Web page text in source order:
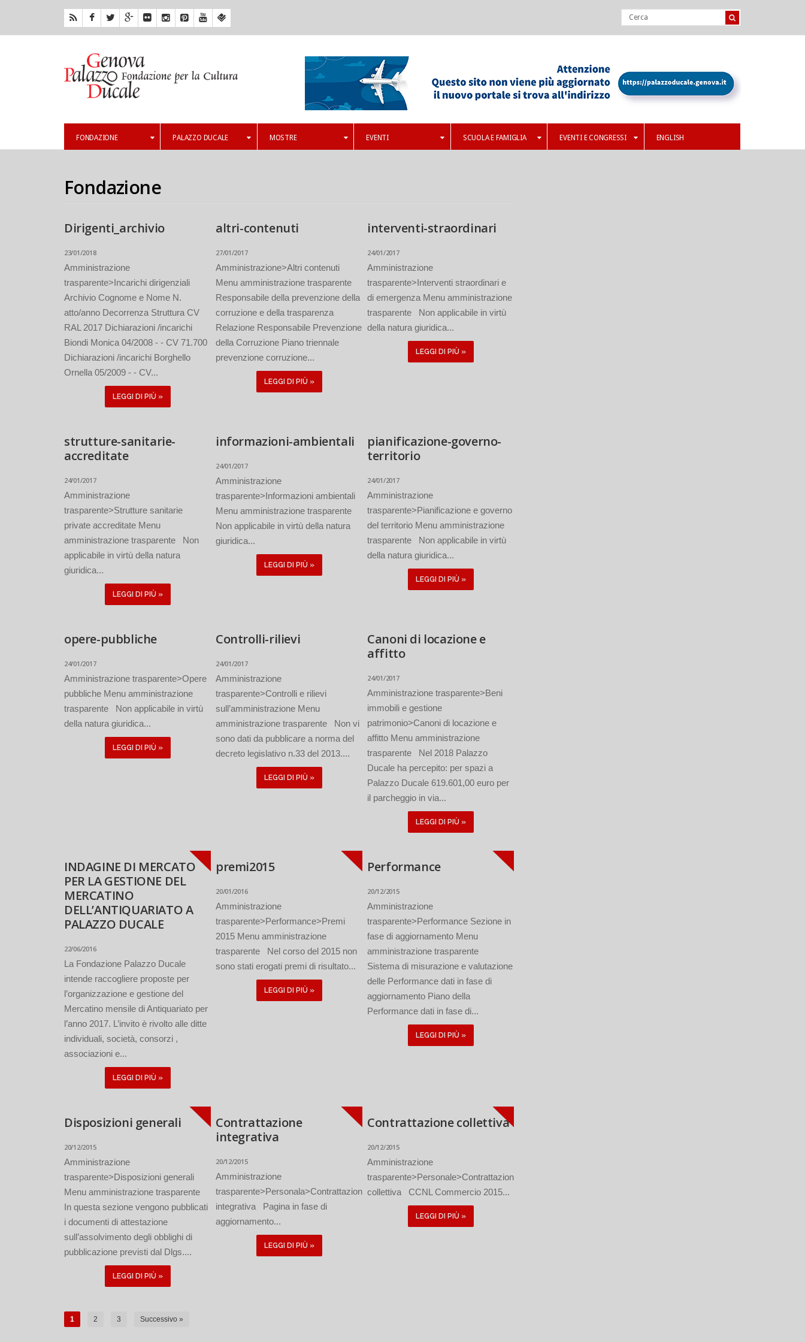
FONDAZIONE PALAZZO DUCALE MOSTRE EVENTI SCUOLA E FAMIGLIA EVENTI E CONGRESSI ENGLISH
Fondazione
Dirigenti_archivio
23/01/2018
Amministrazione
trasparente>Incarichi dirigenziali
Archivio Cognome e Nome N.
atto/anno Decorrenza Struttura CV
RAL 2017 Dichiarazioni /incarichi
Biondi Monica 04/2008 - - CV 71.700
Dichiarazioni /incarichi Borghello
Ornella 05/2009 - - CV...
LEGGI DI PIÙ »
altri-contenuti
27/01/2017
Amministrazione>Altri contenuti
Menu amministrazione trasparente
Responsabile della prevenzione della
corruzione e della trasparenza
Relazione Responsabile Prevenzione
della Corruzione Piano triennale
prevenzione corruzione...
LEGGI DI PIÙ »
interventi-straordinari
24/01/2017
Amministrazione
trasparente>Interventi straordinari e
di emergenza Menu amministrazione
trasparente Non applicabile in virtù
della natura giuridica...
LEGGI DI PIÙ »
strutture-sanitarie-
accreditate
24/01/2017
Amministrazione
trasparente>Strutture sanitarie
private accreditate Menu
amministrazione trasparente Non
applicabile in virtù della natura
giuridica...
LEGGI DI PIÙ »
informazioni-ambientali
24/01/2017
Amministrazione
trasparente>Informazioni ambientali
Menu amministrazione trasparente
Non applicabile in virtù della natura
giuridica...
LEGGI DI PIÙ »
pianificazione-governo-
territorio
24/01/2017
Amministrazione
trasparente>Pianificazione e governo
del territorio Menu amministrazione
trasparente Non applicabile in virtù
della natura giuridica...
LEGGI DI PIÙ »
opere-pubbliche
24/01/2017
Amministrazione trasparente>Opere
pubbliche Menu amministrazione
trasparente Non applicabile in virtù
della natura giuridica...
LEGGI DI PIÙ »
Controlli-rilievi
24/01/2017
Amministrazione
trasparente>Controlli e rilievi
sull’amministrazione Menu
amministrazione trasparente Non vi
sono dati da pubblicare a norma del
decreto legislativo n.33 del 2013....
LEGGI DI PIÙ »
Canoni di locazione e
affitto
24/01/2017
Amministrazione trasparente>Beni
immobili e gestione
patrimonio>Canoni di locazione e
affitto Menu amministrazione
trasparente Nel 2018 Palazzo
Ducale ha percepito: per spazi a
Palazzo Ducale 619.601,00 euro per
il parcheggio in via...
LEGGI DI PIÙ »
INDAGINE DI MERCATO
PER LA GESTIONE DEL
MERCATINO
DELL’ANTIQUARIATO A
PALAZZO DUCALE
22/06/2016
La Fondazione Palazzo Ducale
intende raccogliere proposte per
l’organizzazione e gestione del
Mercatino mensile di Antiquariato per
l’anno 2017. L’invito è rivolto alle ditte
individuali, società, consorzi ,
associazioni e...
LEGGI DI PIÙ »
premi2015
20/01/2016
Amministrazione
trasparente>Performance>Premi
2015 Menu amministrazione
trasparente Nel corso del 2015 non
sono stati erogati premi di risultato...
LEGGI DI PIÙ »
Performance
20/12/2015
Amministrazione
trasparente>Performance Sezione in
fase di aggiornamento Menu
amministrazione trasparente
Sistema di misurazione e valutazione
delle Performance dati in fase di
aggiornamento Piano della
Performance dati in fase di...
LEGGI DI PIÙ »
Disposizioni generali
20/12/2015
Amministrazione
trasparente>Disposizioni generali
Menu amministrazione trasparente
In questa sezione vengono pubblicati
i documenti di attestazione
sull’assolvimento degli obblighi di
pubblicazione previsti dal Dlgs....
LEGGI DI PIÙ »
Contrattazione
integrativa
20/12/2015
Amministrazione
trasparente>Personala>Contrattazione
integrativa Pagina in fase di
aggiornamento...
LEGGI DI PIÙ »
Contrattazione collettiva
20/12/2015
Amministrazione
trasparente>Personale>Contrattazione
collettiva CCNL Commercio 2015...
LEGGI DI PIÙ »
1 2 3 Successivo »